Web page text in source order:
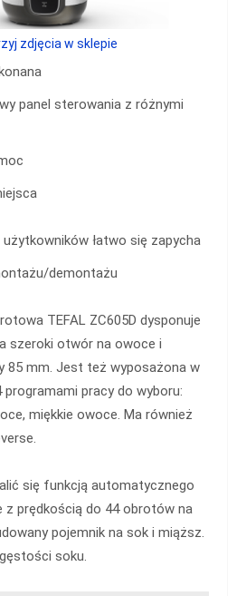
panel sterowania z różnymi
łatwo się zapycha
demontażu
TEFAL ZC605D dysponuje
szeroki otwór na owoce i
85 mm. Jest też wyposażona w
programami pracy do wyboru:
miękkie owoce. Ma również
się funkcją automatycznego
z prędkością do 44 obrotów na
pojemnik na sok i miąższ.
soku.
zdjęcia w sklepie